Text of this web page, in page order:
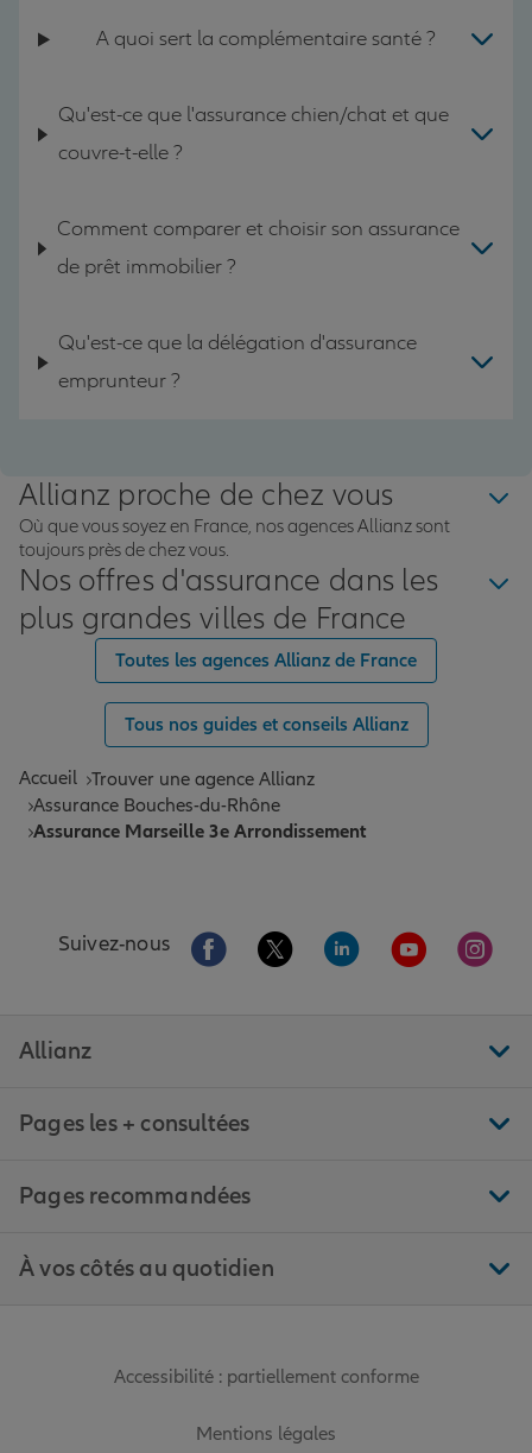
A quoi sert la complémentaire santé ?
Qu'est-ce que l'assurance chien/chat et que
couvre-t-elle ?
Comment comparer et choisir son assurance
de prêt immobilier ?
Qu'est-ce que la délégation d'assurance
emprunteur ?
Allianz proche de chez vous
Où que vous soyez en France, nos agences Allianz sont
toujours près de chez vous.
Nos offres d'assurance dans les
plus grandes villes de France
Toutes les agences Allianz de France
Tous nos guides et conseils Allianz
Accueil Trouver une agence Allianz
Assurance Bouches-du-Rhône
Assurance Marseille 3e Arrondissement
Suivez-nous Aller sur la page Facebook de Allianz
Aller sur la page Twitter de
Aller sur la page
Aller sur la
Aller
Allianz
Pages les + consultées
Pages recommandées
À vos côtés au quotidien
Accessibilité : partiellement conforme
Mentions légales